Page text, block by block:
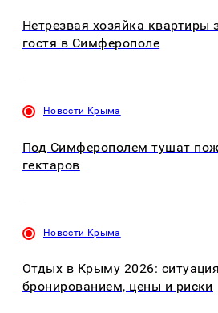
Нетрезвая хозяйка квартиры
гостя в Симферополе
Новости Крыма
Под Симферополем тушат
гектаров
Новости Крыма
Отдых в Крыму 2026:
бронированием, цены и риски